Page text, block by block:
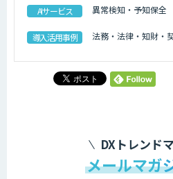
AIサービス 異常検知・予知保全
導入活用事例 法務・法律・知財・
DXトレンド
メールマガ